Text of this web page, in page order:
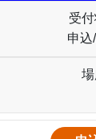
受
申込